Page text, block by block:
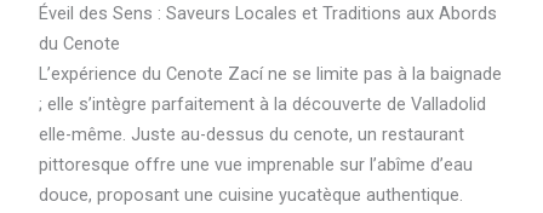
Éveil des Sens : Saveurs Locales et Traditions aux Abords
du Cenote
L’expérience du Cenote Zací ne se limite pas à la baignade
; elle s’intègre parfaitement à la découverte de Valladolid
elle-même. Juste au-dessus du cenote, un restaurant
pittoresque offre une vue imprenable sur l’abîme d’eau
douce, proposant une cuisine yucatèque authentique.